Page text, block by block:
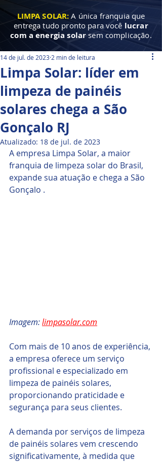
LIMPA SOLAR:A única franquia que
entrega tudo pronto para você lucrar
com a energia solar sem complicação.
Limpa Solar: líder em
limpeza de painéis
solares chega a São
Gonçalo RJ
14 de jul. de 2023 2 min de leitura
Atualizado: 18 de jul. de 2023
A empresa Limpa Solar, a maior
franquia de limpeza solar do Brasil,
expande sua atuação e chega a São
Gonçalo .
Imagem: limpasolar.com
Com mais de 10 anos de experiência,
a empresa oferece um serviço
profissional e especializado em
limpeza de painéis solares,
proporcionando praticidade e
segurança para seus clientes.
A demanda por serviços de limpeza
de painéis solares vem crescendo
significativamente, à medida que